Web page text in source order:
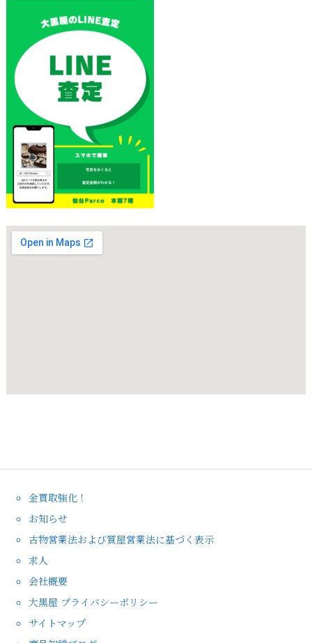
金買取強化！
お知らせ
古物営業法および質屋営業法に基づく表示
求人
会社概要
大黒屋 プライバシーポリシー
サイトマップ